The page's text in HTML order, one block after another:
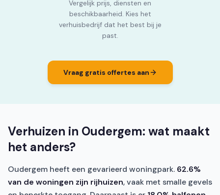
Vergelijk prijs, diensten en
beschikbaarheid. Kies het
verhuisbedrijf dat het best bij je
past.
Vraag gratis offertes aan
Verhuizen in Oudergem: wat maakt
het anders?
Oudergem heeft een gevarieerd woningpark. 62.6%
van de woningen zijn rijhuizen, vaak met smalle gevels